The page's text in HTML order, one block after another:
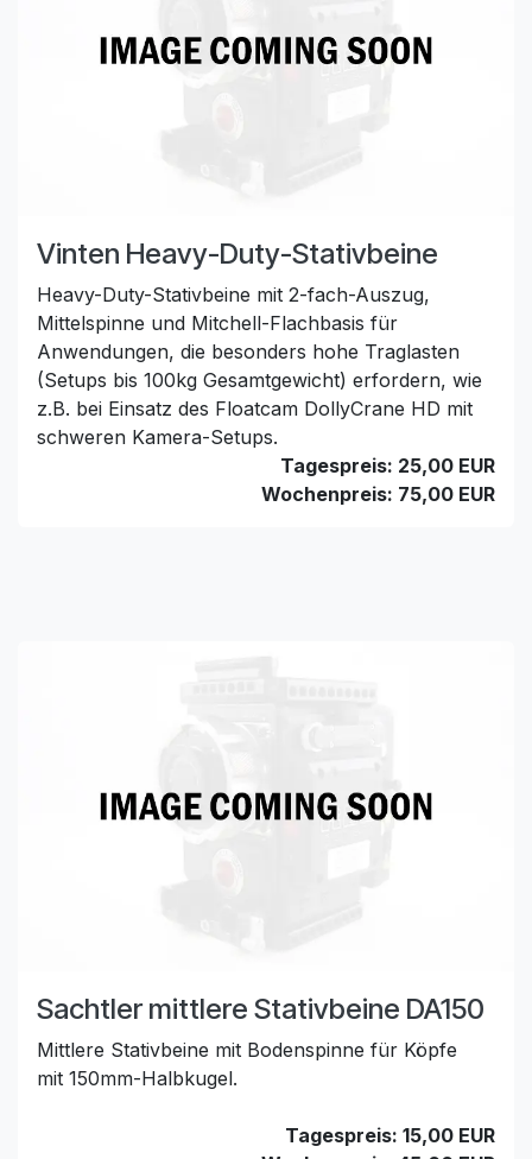
Vinten Heavy-Duty-Stativbeine
Heavy-Duty-Stativbeine mit 2-fach-Auszug,
Mittelspinne und Mitchell-Flachbasis für
Anwendungen, die besonders hohe Traglasten
(Setups bis 100kg Gesamtgewicht) erfordern, wie
z.B. bei Einsatz des Floatcam DollyCrane HD mit
schweren Kamera-Setups.
Tagespreis: 25,00 EUR
Wochenpreis: 75,00 EUR
Sachtler mittlere Stativbeine DA150
Mittlere Stativbeine mit Bodenspinne für Köpfe
mit 150mm-Halbkugel.
Tagespreis: 15,00 EUR